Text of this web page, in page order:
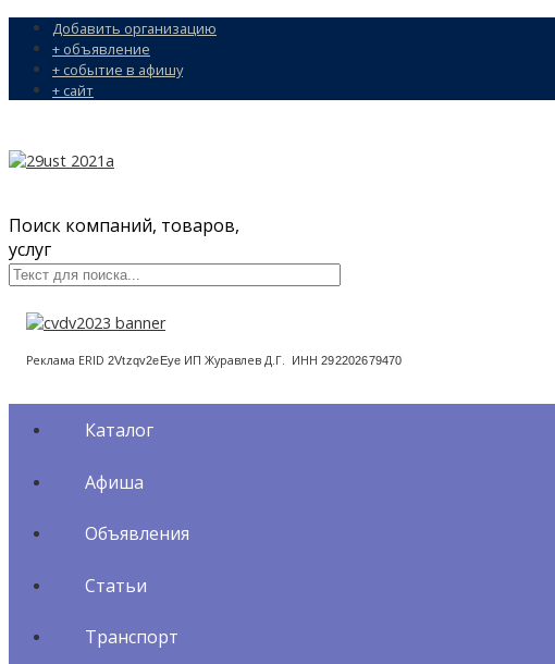
Добавить организацию
+ объявление
+ событие в афишу
+ сайт
Поиск компаний, товаров,
услуг
Реклама ERID 2Vtzqv2eEye ИП Журавлев Д.Г. ИНН292202679470
Каталог
Афиша
Объявления
Статьи
Транспорт